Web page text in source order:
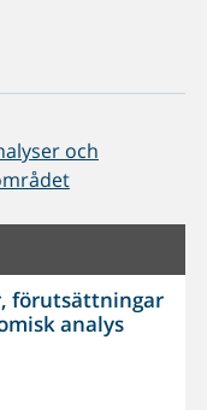
och
förutsättningar
analys